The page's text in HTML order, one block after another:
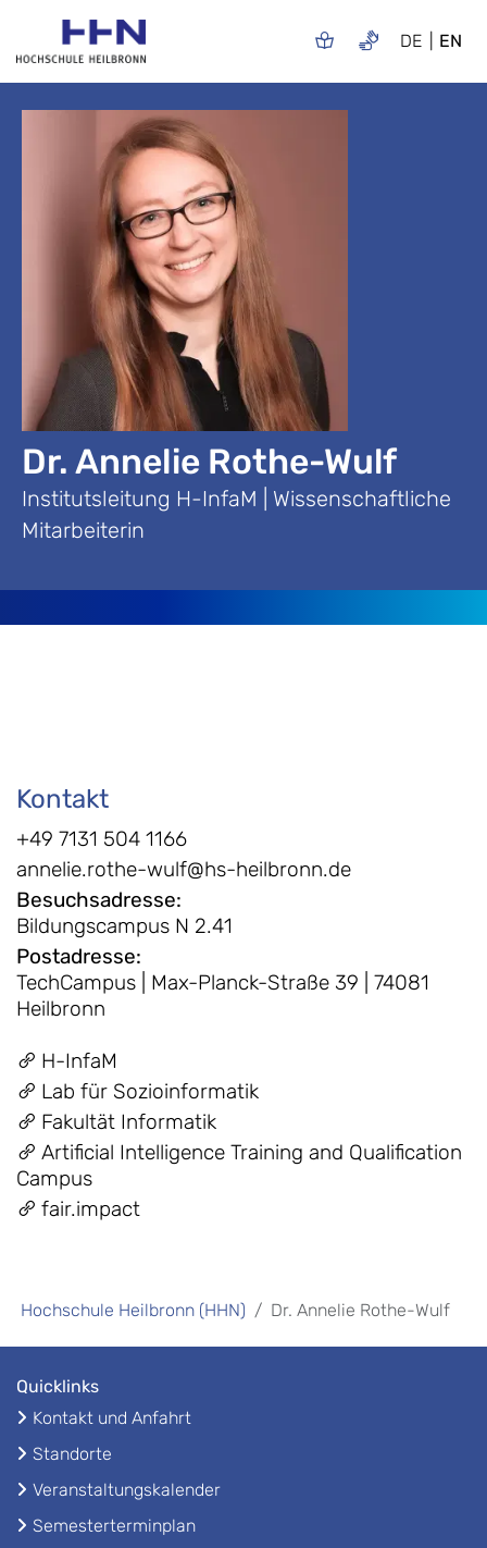
DE EN
Dr. Annelie Rothe-Wulf
Institutsleitung H-InfaM | Wissenschaftliche
Mitarbeiterin
Kontakt
+49 7131 504 1166
annelie.rothe-wulf@hs-heilbronn.de
Besuchsadresse:
Bildungscampus N 2.41
Postadresse:
TechCampus | Max-Planck-Straße 39 | 74081
Heilbronn
H-InfaM
Lab für Sozioinformatik
Fakultät Informatik
Artificial Intelligence Training and Qualification
Campus
fair.impact
Hochschule Heilbronn (HHN) Dr. Annelie Rothe-Wulf
Quicklinks
Kontakt und Anfahrt
Standorte
Veranstaltungskalender
Semesterterminplan